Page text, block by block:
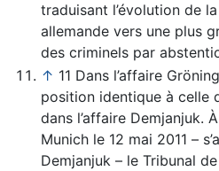
traduisant l’évolution de
allemande vers une plus
des criminels par
↑ 11 Dans l’affaire
position identique à celle
dans l’affaire Demjanjuk. À l’instar du Tribunal de
Munich le 12 mai 2011 –
Demjanjuk – le Tribunal